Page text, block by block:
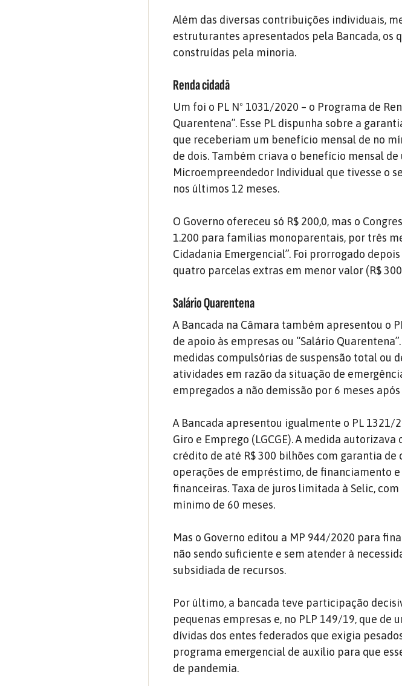
Além das diversas contribuições individuais,
estruturantes apresentados pela Bancada, os
construídas pela minoria.
Renda cidadã
Um foi o PL Nº 1031/2020 – o Programa de
Quarentena”. Esse PL dispunha sobre a
que receberiam um benefício mensal de no
de dois. Também criava o benefício mensal
Microempreendedor Individual que tivesse o
nos últimos 12 meses.
O Governo ofereceu só R$ 200,0, mas o
1.200 para famílias monoparentais, por três
Cidadania Emergencial”. Foi prorrogado
quatro parcelas extras em menor valor (R$
Salário Quarentena
A Bancada na Câmara também apresentou o
de apoio às empresas ou “Salário
medidas compulsórias de suspensão total ou
atividades em razão da situação de
empregados a não demissão por 6 meses
A Bancada apresentou igualmente o PL 1321/
Giro e Emprego (LGCGE). A medida
crédito de até R$ 300 bilhões com garantia
operações de empréstimo, de financiamento
financeiras. Taxa de juros limitada à Selic,
mínimo de 60 meses.
Mas o Governo editou a MP 944/2020 para
não sendo suficiente e sem atender à
subsidiada de recursos.
Por último, a bancada teve participação
pequenas empresas e, no PLP 149/19, que de
dívidas dos entes federados que exigia
programa emergencial de auxílio para que
de pandemia.